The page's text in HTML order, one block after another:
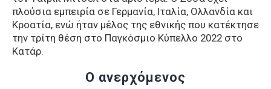
πλούσια εμπειρία σε Γερμανία, Ιταλία, Ολλανδία και
Κροατία, ενώ ήταν μέλος της εθνικής που κατέκτησε
την τρίτη θέση στο Παγκόσμιο Κύπελλο 2022 στο
Κατάρ.
O ανερχόμενος